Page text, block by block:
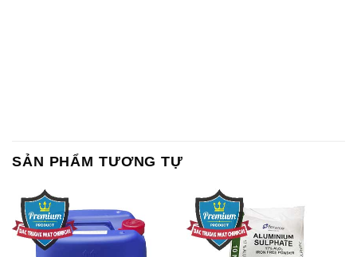
SẢN PHẨM TƯƠNG TỰ